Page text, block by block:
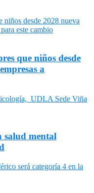
que niños desde
a
salud mental